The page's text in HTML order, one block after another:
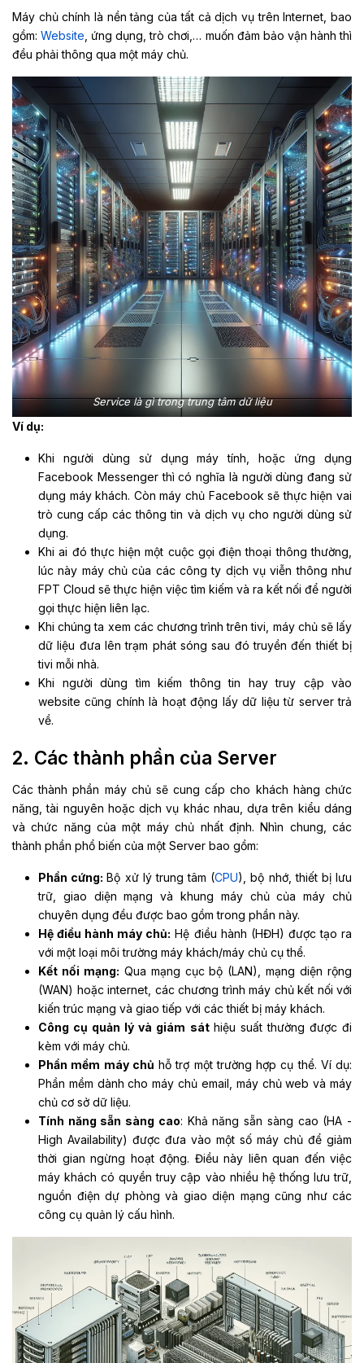
Máy chủ chính là nền tảng của tất cả dịch vụ trên Internet, bao
gồm:Website , ứng dụng, trò chơi,… muốn đảm bảo vận hành thì
đều phải thông qua một máy chủ.
Service là gì trong trung tâm dữ liệu
Ví dụ:
Khi người dùng sử dụng máy tính, hoặc ứng dụng
Facebook Messenger thì có nghĩa là người dùng đang sử
dụng máy khách. Còn máy chủ Facebook sẽ thực hiện vai
trò cung cấp các thông tin và dịch vụ cho người dùng sử
dụng.
Khi ai đó thực hiện một cuộc gọi điện thoại thông thường,
lúc này máy chủ của các công ty dịch vụ viễn thông như
FPT Cloud sẽ thực hiện việc tìm kiếm và ra kết nối để người
gọi thực hiện liên lạc.
Khi chúng ta xem các chương trình trên tivi, máy chủ sẽ lấy
dữ liệu đưa lên trạm phát sóng sau đó truyền đến thiết bị
tivi mỗi nhà.
Khi người dùng tìm kiếm thông tin hay truy cập vào
website cũng chính là hoạt động lấy dữ liệu từ server trả
về.
2. Các thành phần của Server
Các thành phần máy chủ sẽ cung cấp cho khách hàng chức
năng, tài nguyên hoặc dịch vụ khác nhau, dựa trên kiểu dáng
và chức năng của một máy chủ nhất định. Nhìn chung, các
thành phần phổ biến của một Server bao gồm:
Phần cứng:Bộ xử lý trung tâm (CPU), bộ nhớ, thiết bị lưu
trữ, giao diện mạng và khung máy chủ của máy chủ
chuyên dụng đều được bao gồm trong phần này.
Hệ điều hành máy chủ: Hệ điều hành (HĐH) được tạo ra
với một loại môi trường máy khách/máy chủ cụ thể.
Kết nối mạng: Qua mạng cục bộ (LAN), mạng diện rộng
(WAN) hoặc internet, các chương trình máy chủ kết nối với
kiến ​​trúc mạng và giao tiếp với các thiết bị máy khách.
Công cụ quản lý và giám sát hiệu suất thường được đi
kèm với máy chủ.
Phần mềm máy chủ hỗ trợ một trường hợp cụ thể. Ví dụ:
Phần mềm dành cho máy chủ email, máy chủ web và máy
chủ cơ sở dữ liệu.
Tính năng sẵn sàng cao: Khả năng sẵn sàng cao (HA -
High Availability) được đưa vào một số máy chủ để giảm
thời gian ngừng hoạt động. Điều này liên quan đến việc
máy khách có quyền truy cập vào nhiều hệ thống lưu trữ,
nguồn điện dự phòng và giao diện mạng cũng như các
công cụ quản lý cấu hình.